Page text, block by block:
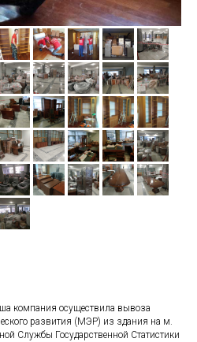
компания осуществила вывоза
развития (МЭР) из здания на м.
Службы Государственной Статистики